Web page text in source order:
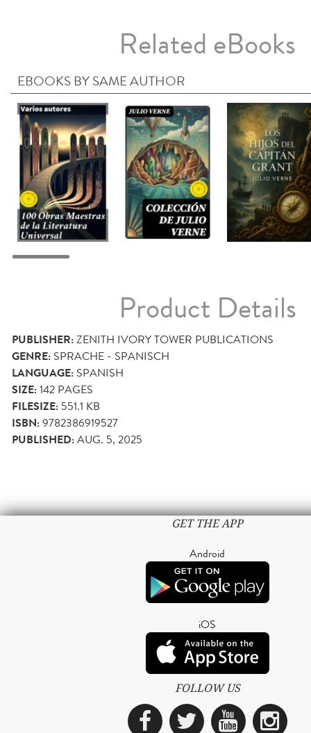
Related eBooks
EBOOKS BY SAME AUTHOR
Product Details
PUBLISHER:ZENITH IVORY TOWER PUBLICATIONS
GENRE: SPRACHE - SPANISCH
LANGUAGE: SPANISH
SIZE:142 PAGES
FILESIZE: 551.1 KB
ISBN:9782386919527
PUBLISHED:AUG. 5, 2025
GET THE APP
Android
iOS
FOLLOW US
Facebook
Twitter